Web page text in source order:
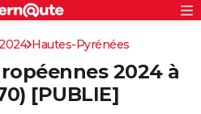
Rechercher
S'inscrireHautes-Pyrénées
2024 à
[PUBLIE]